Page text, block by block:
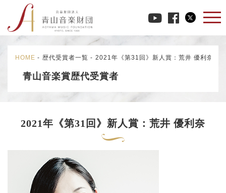
HOME - 歴代受賞者一覧 - 2021年《第31回》新人賞：荒井 優利奈
青山音楽賞歴代受賞者
2021年《第31回》新人賞：荒井 優利奈